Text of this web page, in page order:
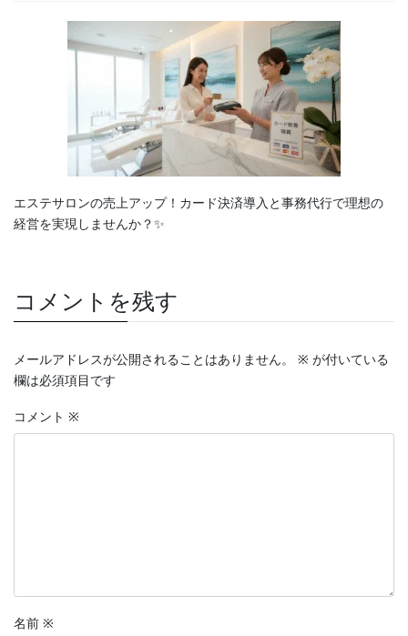
エステサロンの売上アップ！カード決済導入と事務代行で理想の
経営を実現しませんか？✨
コメントを残す
メールアドレスが公開されることはありません。 ※ が付いている
欄は必須項目です
コメント ※
名前 ※